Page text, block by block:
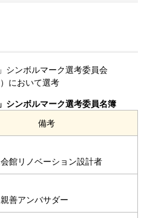
シンボルマーク選考委員会
において選考
シンボルマーク選考委員名簿
備考
館リノベーション設計者
善アンバサダー